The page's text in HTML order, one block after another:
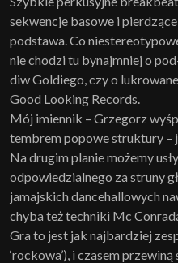
sekwencje basowe i
podstawa. Co
nie chodzi tu bynajmniej o
diw Goldiego, czy o
Good Looking Records.
Mój imiennik – Grzegorz
tembrem popowe struktury –
Na drugim planie możemy
odpowiedzialnego za struny
jamajskich dancehallowych
chyba też techniki Mc
Gra to jest jak najbardziej
‘rockowa’), i czasem